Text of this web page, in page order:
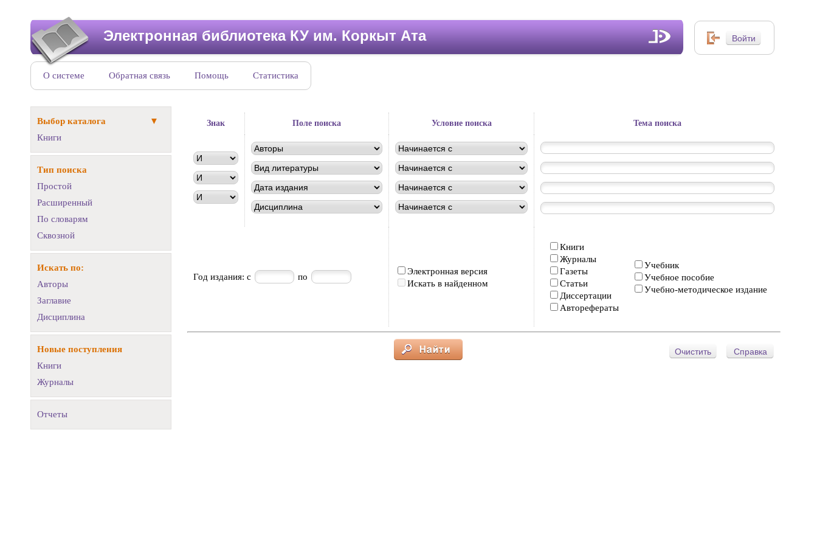
Электронная библиотека КУ им. Коркыт Ата
О системе Обратная связь Помощь Статистика
Выбор каталога
Книги
Тип поиска
Простой
Расширенный
По словарям
Сквозной
Искать по:
Авторы
Заглавие
Дисциплина
Новые поступления
Книги
Журналы
Отчеты
Знак Поле поиска Условие поиска Тема поиска
Год издания: с по
Электронная версия
Искать в найденном
Книги
Журналы
Газеты
Статьи
Диссертации
Авторефераты
Учебник
Учебное пособие
Учебно-методическое издание